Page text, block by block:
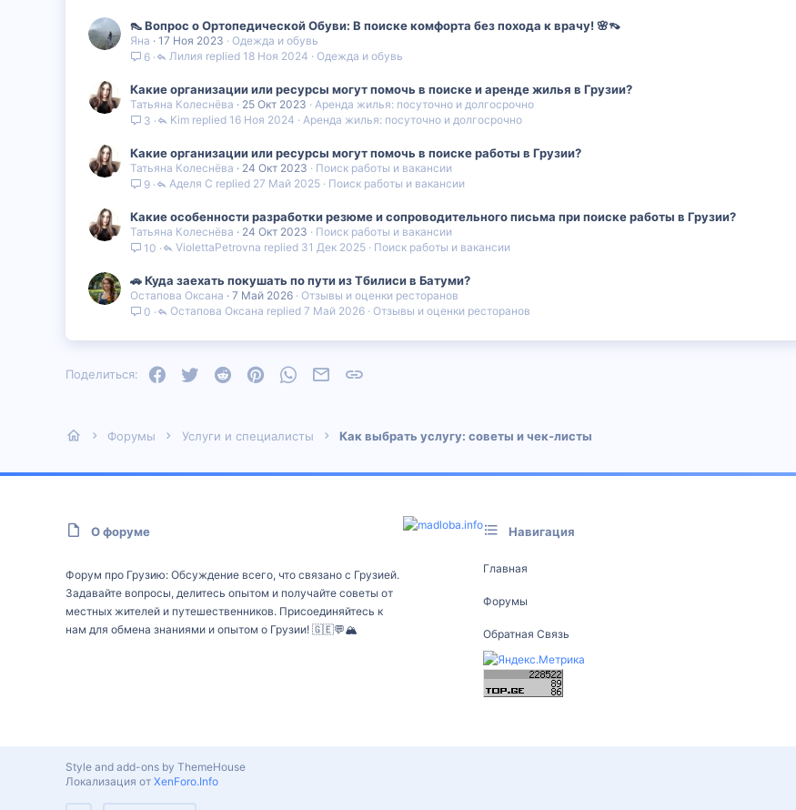
👠 Вопрос о Ортопедической Обуви: В поиске комфорта без похода к врачу! 🌸👡
Яна 17 Ноя 2023
Одежда и обувь
6
Одежда и обувь
18 Ноя 2024
Лилия
Какие организации или ресурсы могут помочь в поиске и аренде жилья в Грузии?
Татьяна Колеснёва 25 Окт 2023
Аренда жилья: посуточно и долгосрочно
3
Аренда жилья: посуточно и долгосрочно
16 Ноя 2024
Kim
Какие организации или ресурсы могут помочь в поиске работы в Грузии?
Татьяна Колеснёва 24 Окт 2023
Поиск работы и вакансии
9
Поиск работы и вакансии
27 Май 2025
Аделя С
Какие особенности разработки резюме и сопроводительного письма при поиске работы в Грузии?
Татьяна Колеснёва 24 Окт 2023
Поиск работы и вакансии
10
Поиск работы и вакансии
31 Дек 2025
ViolettaPetrovna
🚗 Куда заехать покушать по пути из Тбилиси в Батуми?
Остапова Оксана 7 Май 2026 Отзывы и оценки ресторанов
0
Отзывы и оценки ресторанов
7 Май 2026
Остапова Оксана
Поделиться: Facebook
Twitter Reddit PinterestWhatsAppЭлектронная почта
Форумы Услуги и специалисты Как выбрать услугу: советы и чек‑листы
О форуме
Форум про Грузию: Обсуждение всего, что связано с Грузией.
Задавайте вопросы, делитесь опытом и получайте советы от
местных жителей и путешественников. Присоединяйтесь к
нам для обмена знаниями и опытом о Грузии! 🇬🇪💬🏔️
Навигация
Главная
Форумы
Обратная Связь
Style and add-ons by ThemeHouse
Локализация от XenForo.Info